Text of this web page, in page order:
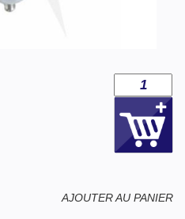
AJOUTER AU PANIER